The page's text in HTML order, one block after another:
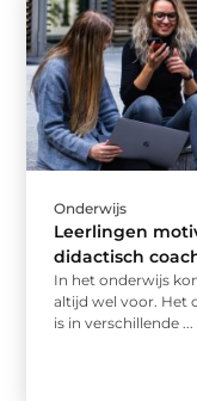
Onderwijs
Leerlingen
didactisch
In het onderwijs
altijd wel voor. Het
is in verschillende ...